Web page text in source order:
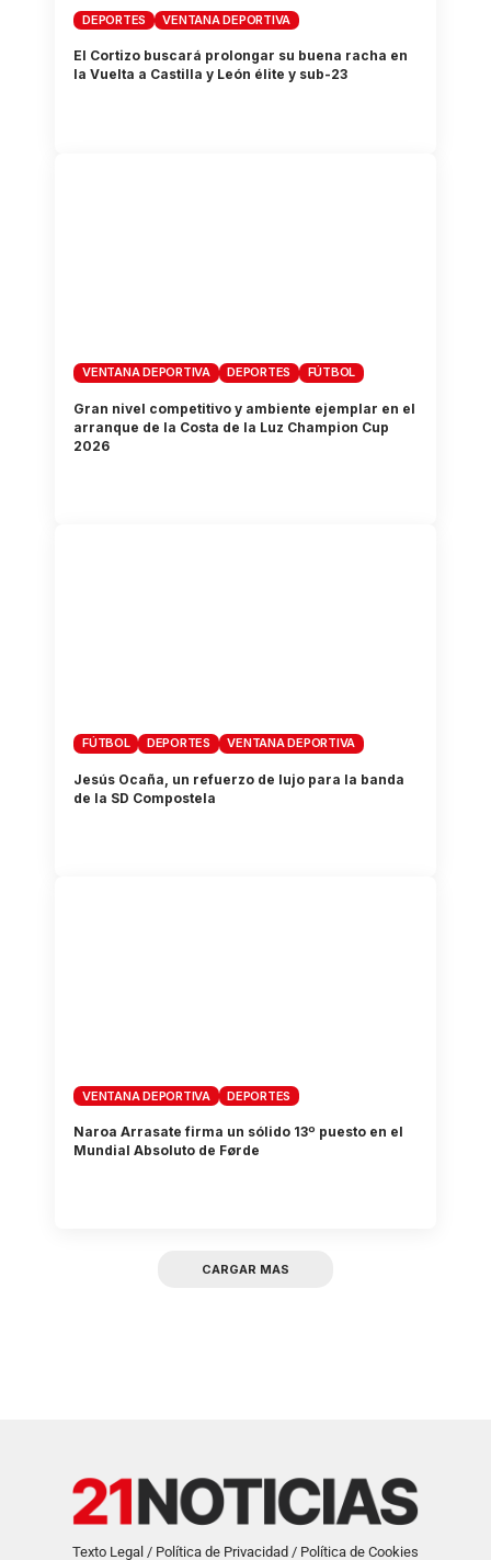
DEPORTES VENTANA DEPORTIVA
El Cortizo buscará prolongar su buena racha en
la Vuelta a Castilla y León élite y sub-23
VENTANA DEPORTIVA DEPORTES FÚTBOL
Gran nivel competitivo y ambiente ejemplar en el
arranque de la Costa de la Luz Champion Cup
2026
FÚTBOL DEPORTES VENTANA DEPORTIVA
Jesús Ocaña, un refuerzo de lujo para la banda
de la SD Compostela
VENTANA DEPORTIVA DEPORTES
Naroa Arrasate firma un sólido 13º puesto en el
Mundial Absoluto de Førde
CARGAR MAS
Texto Legal / Política de Privacidad / Política de Cookies